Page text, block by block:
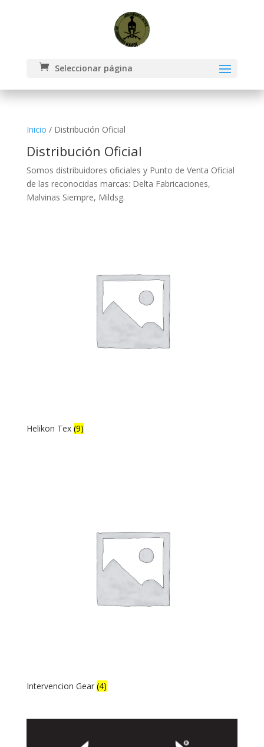
Seleccionar página
Inicio / Distribución Oficial
Distribución Oficial
Somos distribuidores oficiales y Punto de Venta Oficial
de las reconocidas marcas: Delta Fabricaciones,
Malvinas Siempre, Mildsg.
Helikon Tex (9)
Intervencion Gear (4)